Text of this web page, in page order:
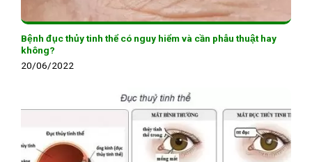
Bệnh đục thủy tinh thể có nguy hiểm và cần phẫu thuật hay
không?
20/06/2022